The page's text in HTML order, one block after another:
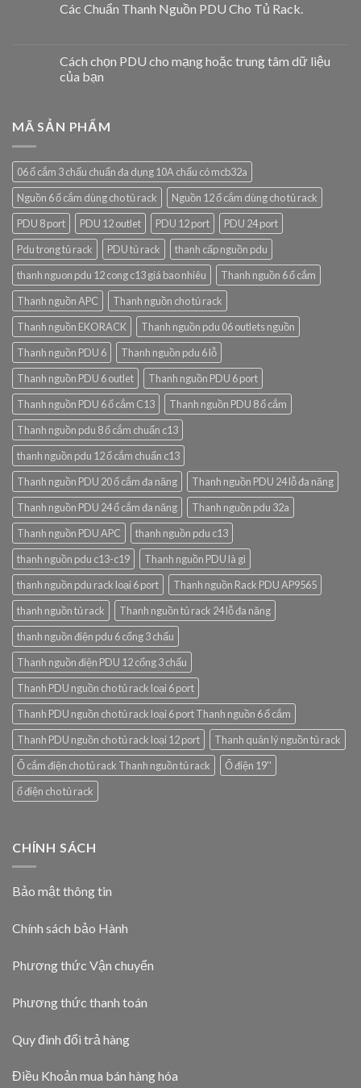
Các Chuẩn Thanh Nguồn PDU Cho Tủ Rack.
Cách chọn PDU cho mạng hoặc trung tâm dữ liệu
của bạn
MÃ SẢN PHẨM
06 ổ cắm 3 chấu chuẩn đa dụng 10A chấu có mcb32a
Nguồn 6 ổ cắm dùng cho tủ rack
Nguồn 12 ổ cắm dùng cho tủ rack
PDU 8 port
PDU 12 outlet PDU 12 port
PDU 24 port
Pdu trong tủ rack
PDU tủ rack
thanh cấp nguồn pdu
thanh nguon pdu 12 cong c13 giá bao nhiêu
Thanh nguồn 6 ổ cắm
Thanh nguồn APC
Thanh nguồn cho tủ rack
Thanh nguồn EKORACK
Thanh nguồn pdu 06 outlets nguồn
Thanh nguồn PDU 6
Thanh nguồn pdu 6 lỗ
Thanh nguồn PDU 6 outlet
Thanh nguồn PDU 6 port
Thanh nguồn PDU 6 ổ cắm C13
Thanh nguồn PDU 8 ổ cắm
Thanh nguồn pdu 8 ổ cắm chuẩn c13
thanh nguồn pdu 12 ổ cắm chuẩn c13
Thanh nguồn PDU 20 ổ cắm đa năng
Thanh nguồn PDU 24 lỗ đa năng
Thanh nguồn PDU 24 ổ cắm đa năng
Thanh nguồn pdu 32a
Thanh nguồn PDU APC
thanh nguồn pdu c13
thanh nguồn pdu c13-c19
Thanh nguồn PDU là gì
thanh nguồn pdu rack loại 6 port
Thanh nguồn Rack PDU AP9565
thanh nguồn tủ rack
Thanh nguồn tủ rack 24 lỗ đa năng
thanh nguồn điện pdu 6 cổng 3 chấu
Thanh nguồn điện PDU 12 cổng 3 chấu
Thanh PDU nguồn cho tủ rack loại 6 port
Thanh PDU nguồn cho tủ rack loại 6 port Thanh nguồn 6 ổ cắm
Thanh PDU nguồn cho tủ rack loại 12 port
Thanh quản lý nguồn tủ rack
Ổ cắm điện cho tủ rack Thanh nguồn tủ rack
Ổ điện 19''
ổ điện cho tủ rack
CHÍNH SÁCH
Bảo mật thông tin
Chính sách bảo Hành
Phương thức Vận chuyển
Phương thức thanh toán
Quy đinh đổi trả hàng
Điều Khoản mua bán hàng hóa